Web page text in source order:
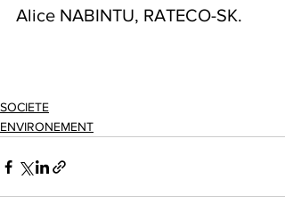
Alice NABINTU, RATECO-SK.
SOCIETE
ENVIRONEMENT